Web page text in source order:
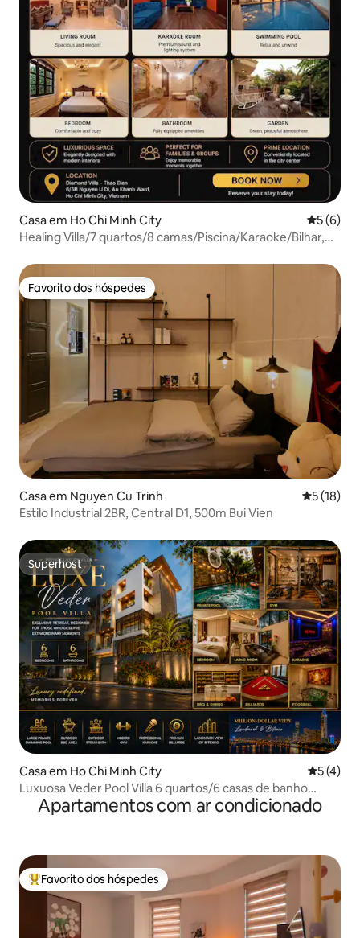
Casa em Ho Chi Minh City
5 (6)
Healing Villa/7 quartos/8 camas/Piscina/Karaoke/Bilhar,
Favorito dos hóspedes
Favorito dos hóspedes
Casa em Nguyen Cu Trinh
5 (18)
Estilo Industrial 2BR, Central D1, 500m Bui Vien
Superhost
Superhost
Casa em Ho Chi Minh City
5 (4)
Luxuosa Veder Pool Villa 6 quartos/6 casas de banho
Saigon Central
Apartamentos com ar condicionado
Favoritos dos hóspedes mais apreciados
Favorito dos hóspedes